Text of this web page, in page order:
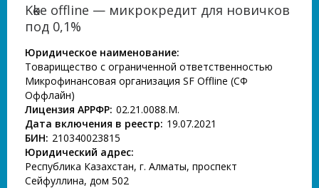
Kөkе offline — микрокредит для новичков
под 0,1%
Юридическое наименование:
Товарищество с ограниченной ответственностью
Микрофинансовая организация SF Offline (СФ
Оффлайн)
Лицензия АРРФР: 02.21.0088.М.
Дата включения в реестр: 19.07.2021
БИН: 210340023815
Юридический адрес:
Республика Казахстан, г. Алматы, проспект
Сейфуллина, дом 502